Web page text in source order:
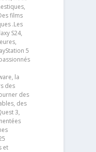
films
.Les
S24,
5
la
des
des
des
3,
et